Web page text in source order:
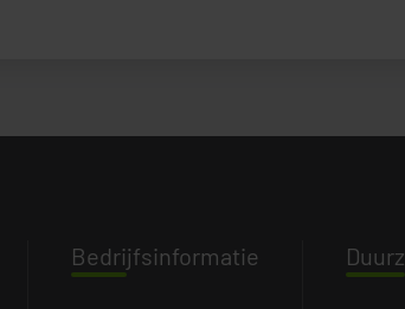
Bedrijfsinformatie Duurz